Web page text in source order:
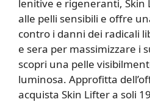
lenitive e rigeneranti, Skin
alle pelli sensibili e offre
contro i danni dei radicali
e sera per massimizzare i
scopri una pelle
luminosa. Approfitta
acquista Skin Lifter a soli